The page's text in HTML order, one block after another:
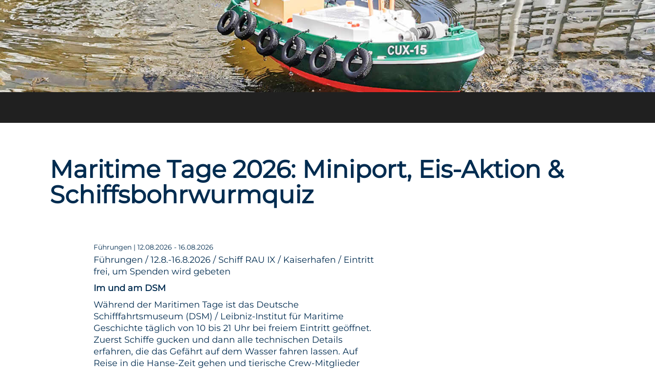
Maritime Tage 2026: Miniport, Eis-Aktion &
Schiffsbohrwurmquiz
Führungen | 12.08.2026 - 16.08.2026
Führungen / 12.8.-16.8.2026 / Schiff RAU IX / Kaiserhafen / Eintritt
frei, um Spenden wird gebeten
Im und am DSM
Während der Maritimen Tage ist das Deutsche
Schifffahrtsmuseum (DSM) / Leibniz-Institut für Maritime
Geschichte täglich von 10 bis 21 Uhr bei freiem Eintritt geöffnet.
Zuerst Schiffe gucken und dann alle technischen Details
erfahren, die das Gefährt auf dem Wasser fahren lassen. Auf
Reise in die Hanse-Zeit gehen und tierische Crew-Mitglieder